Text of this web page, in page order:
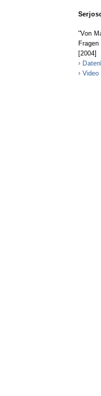
"Von
[2004]
›
›